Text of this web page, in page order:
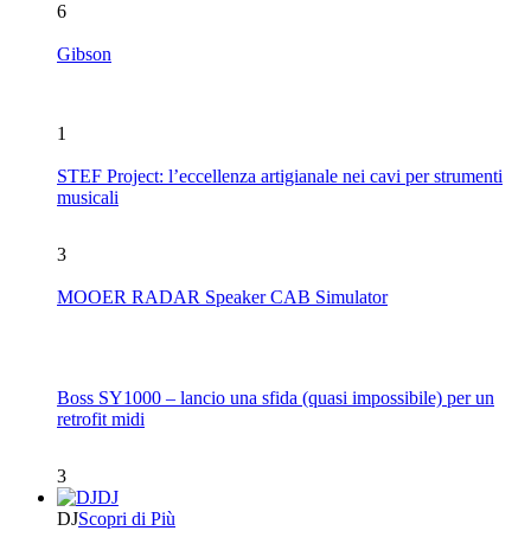
6
Gibson
1
STEF Project: l’eccellenza artigianale nei cavi per strumenti
musicali
3
MOOER RADAR Speaker CAB Simulator
Boss SY1000 – lancio una sfida (quasi impossibile) per un
retrofit midi
3
DJ
DJScopri di Più